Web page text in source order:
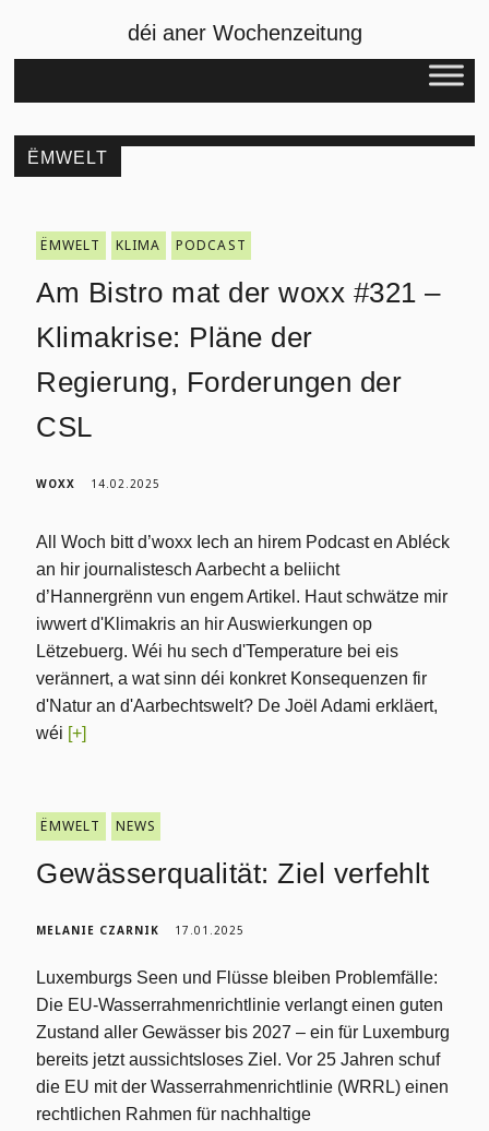
déi aner Wochenzeitung
ËMWELT
ËMWELT KLIMA PODCAST
Am Bistro mat der woxx #321 –
Klimakrise: Pläne der
Regierung, Forderungen der
CSL
WOXX 14.02.2025
All Woch bitt d’woxx Iech an hirem Podcast en Abléck
an hir journalistesch Aarbecht a beliicht
d’Hannergrënn vun engem Artikel. Haut schwätze mir
iwwert d'Klimakris an hir Auswierkungen op
Lëtzebuerg. Wéi hu sech d'Temperature bei eis
verännert, a wat sinn déi konkret Konsequenzen fir
d'Natur an d'Aarbechtswelt? De Joël Adami erkläert,
wéi [+]
ËMWELT NEWS
Gewässerqualität: Ziel verfehlt
MELANIE CZARNIK 17.01.2025
Luxemburgs Seen und Flüsse bleiben Problemfälle:
Die EU-Wasserrahmenrichtlinie verlangt einen guten
Zustand aller Gewässer bis 2027 – ein für Luxemburg
bereits jetzt aussichtsloses Ziel. Vor 25 Jahren schuf
die EU mit der Wasserrahmenrichtlinie (WRRL) einen
rechtlichen Rahmen für nachhaltige